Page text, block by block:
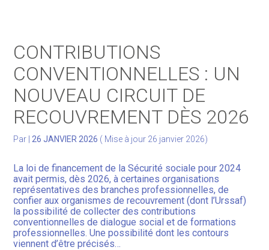
Gérer votre patrimoine
Facturation Électronique
CONTRIBUTIONS
CONVENTIONNELLES : UN
NOUVEAU CIRCUIT DE
RECOUVREMENT DÈS 2026
Par 26 JANVIER 2026 ( Mise à jour 26 janvier 2026)
La loi de financement de la Sécurité sociale pour 2024
avait permis, dès 2026, à certaines organisations
représentatives des branches professionnelles, de
confier aux organismes de recouvrement (dont l’Urssaf)
la possibilité de collecter des contributions
conventionnelles de dialogue social et de formations
professionnelles. Une possibilité dont les contours
viennent d’être précisés…